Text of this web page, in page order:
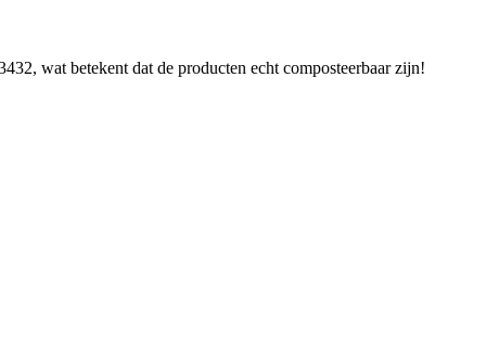
wat betekent dat de producten echt composteerbaar zijn!